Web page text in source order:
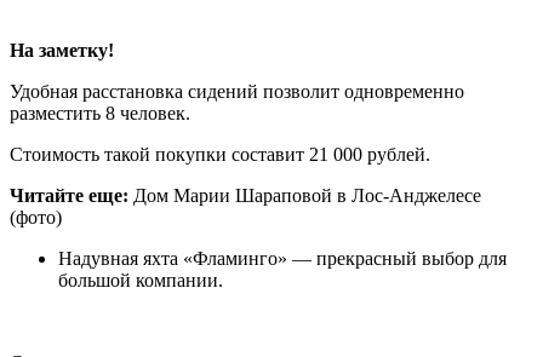
На заметку!
Удобная расстановка сидений позволит одновременно
разместить 8 человек.
Стоимость такой покупки составит 21 000 рублей.
Читайте еще: Дом Марии Шараповой в Лос-Анджелесе
(фото)
Надувная яхта «Фламинго» — прекрасный выбор для
большой компании.